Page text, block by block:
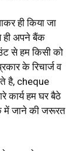
ही किया जा
ही अपने बैंक
से हम किसी को
के रिचार्ज व
है, cheque
हम घर बैठे
में जाने की जरूरत